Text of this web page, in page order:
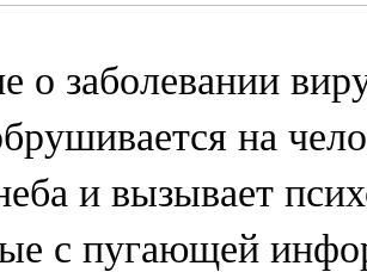
о заболевании
на
и вызывает
с пугающей